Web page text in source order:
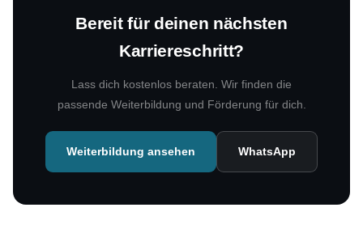
Bereit für deinen nächsten
Karriereschritt?
Lass dich kostenlos beraten. Wir finden die
passende Weiterbildung und Förderung für dich.
Weiterbildung ansehen WhatsApp